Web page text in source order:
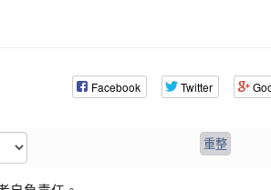
Facebook Twitter